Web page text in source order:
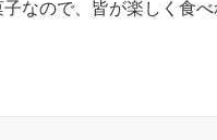
なので、皆が楽しく食